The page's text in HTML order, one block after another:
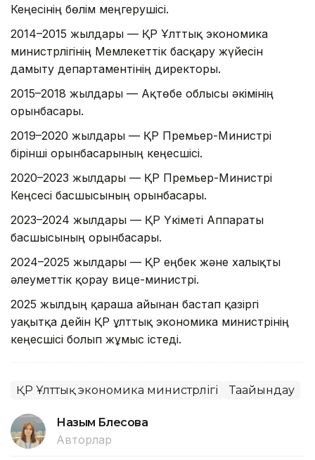
Кеңесінің бөлім меңгерушісі.
2014–2015 жылдары — ҚР Ұлттық экономика
министрлігінің Мемлекеттік басқару жүйесін
дамыту департаментінің директоры.
2015–2018 жылдары — Ақтөбе облысы әкімінің
орынбасары.
2019–2020 жылдары — ҚР Премьер-Министрі
бірінші орынбасарының кеңесшісі.
2020–2023 жылдары — ҚР Премьер-Министрі
Кеңсесі басшысының орынбасары.
2023–2024 жылдары — ҚР Үкіметі Аппараты
басшысының орынбасары.
2024–2025 жылдары — ҚР еңбек және халықты
әлеуметтік қорғау вице-министрі.
2025 жылдың қараша айынан бастап қазіргі
уақытқа дейін ҚР ұлттық экономика министрінің
кеңесшісі болып жұмыс істеді.
ҚР Ұлттық экономика министрлігі Тағайындау
Назым Бөлесова
Авторлар